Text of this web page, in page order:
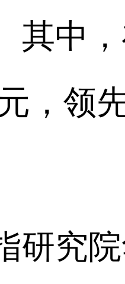
其中
，领
究院